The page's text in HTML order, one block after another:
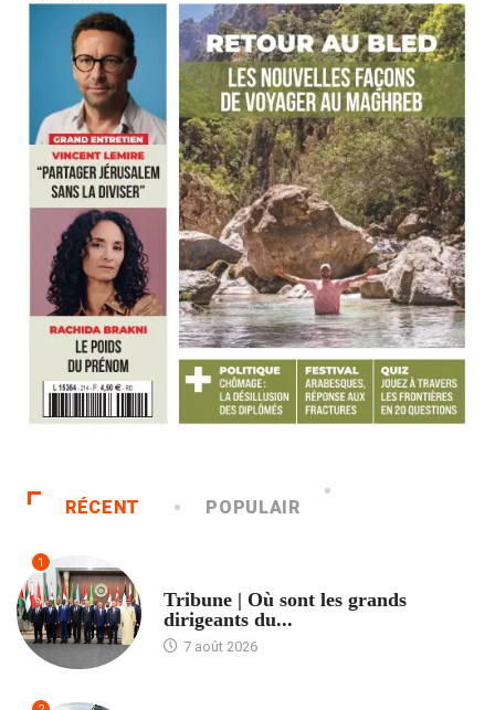
RÉCENT POPULAIR
1
Tribune | Où sont les grands
dirigeants du...
7 août 2026